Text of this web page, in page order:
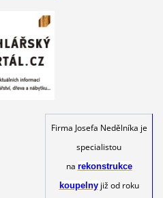
Firma Josefa Nedělníka je
specialistou
na rekonstrukce
koupelny již od roku